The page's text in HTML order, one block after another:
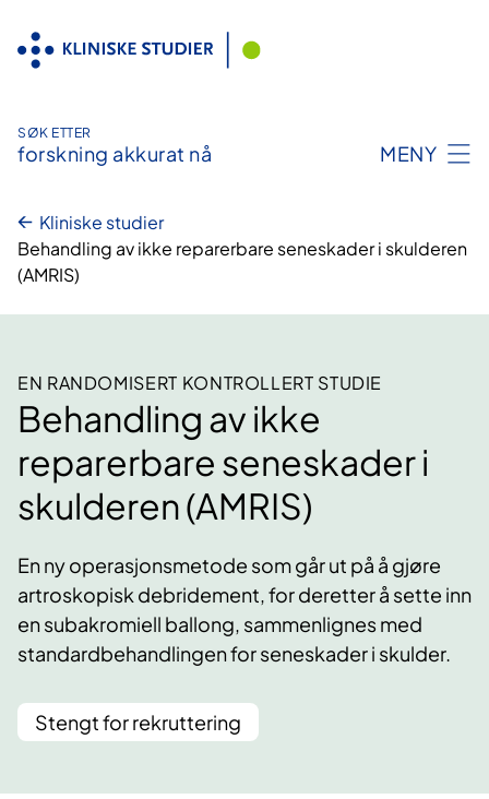
innhold
SØK ETTER
forskning akkurat nå MENY
Kliniske studier
Behandling av ikke reparerbare seneskader i skulderen
(AMRIS)
EN RANDOMISERT KONTROLLERT STUDIE
Behandling av ikke
reparerbare seneskader i
skulderen (AMRIS)
En ny operasjonsmetode som går ut på å gjøre
artroskopisk debridement, for deretter å sette inn
en subakromiell ballong, sammenlignes med
standardbehandlingen for seneskader i skulder.
Stengt for rekruttering